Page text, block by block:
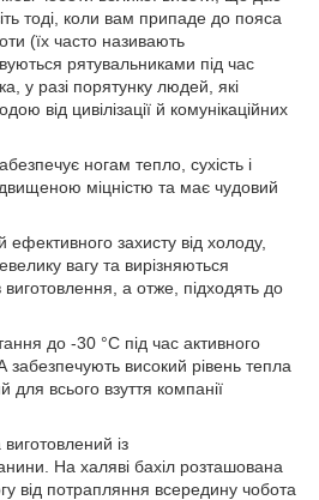
тоді, коли вам припаде до пояса
(їх часто називають
рятувальниками під час
у разі порятунку людей, які
від цивілізації й комунікаційних
ногам тепло, сухість і
міцністю та має чудовий
ефективного захисту від холоду,
вагу та вирізняються
виготовлення, а отже, підходять до
до -30 °C під час активного
високий рівень тепла
всього взуття компанії
із
На халяві бахіл розташована
від потрапляння всередину чобота